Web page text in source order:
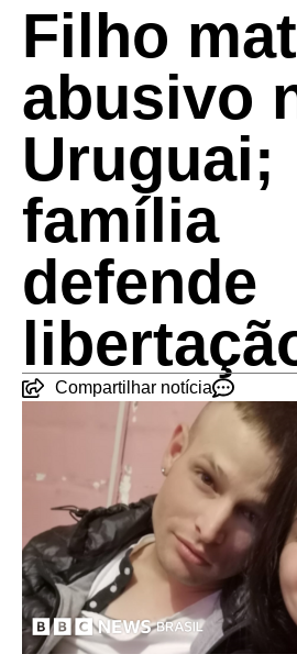
Filho
abusivo
Uruguai;
família
defende
Compartilhar notícia